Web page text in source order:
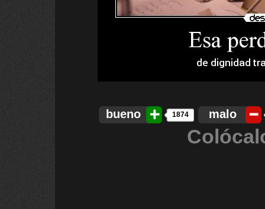
bueno 1874 malo